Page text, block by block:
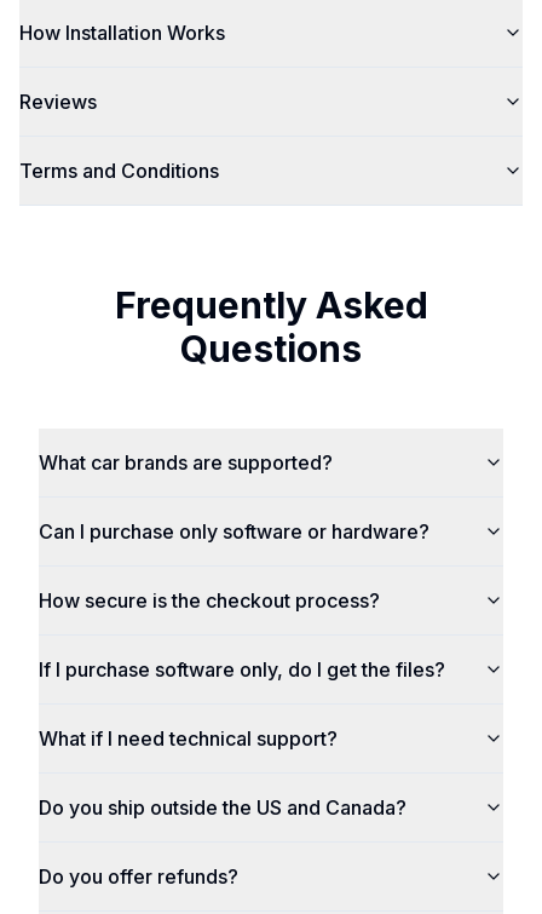
How Installation Works
Reviews
Terms and Conditions
Frequently Asked
Questions
What car brands are supported?
Can I purchase only software or hardware?
How secure is the checkout process?
If I purchase software only, do I get the files?
What if I need technical support?
Do you ship outside the US and Canada?
Do you offer refunds?